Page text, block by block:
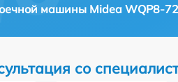
машины Midea WQP8-
со